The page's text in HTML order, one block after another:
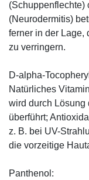
(Schuppenflechte)
(Neurodermitis)
ferner in der Lage,
zu verringern.
D-alpha-
Natürliches
wird durch Lösung
überführt;
z. B. bei UV-
die vorzeitige
Panthenol: